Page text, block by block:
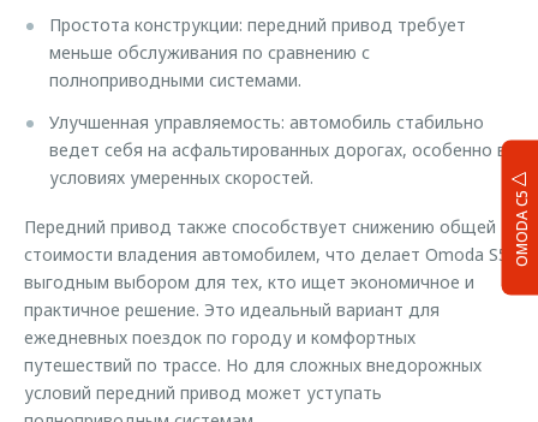
OMODA C5
Простота конструкции: передний привод требует
меньше обслуживания по сравнению с
полноприводными системами.
Улучшенная управляемость: автомобиль стабильно
ведет себя на асфальтированных дорогах, особенно в
условиях умеренных скоростей.
Передний привод также способствует снижению общей
стоимости владения автомобилем, что делает Omoda S5
выгодным выбором для тех, кто ищет экономичное и
практичное решение. Это идеальный вариант для
ежедневных поездок по городу и комфортных
путешествий по трассе. Но для сложных внедорожных
условий передний привод может уступать